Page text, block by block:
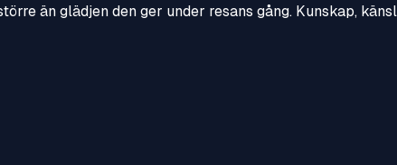
än glädjen den ger under resans gång. Kunskap,